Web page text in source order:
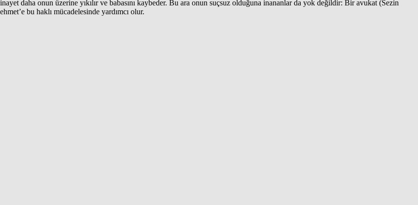
daha onun üzerine yıkılır ve babasını kaybeder. Bu ara onun suçsuz olduğuna inananlar da yok değildir: Bir avukat (Sezin
bu haklı mücadelesinde yardımcı olur.